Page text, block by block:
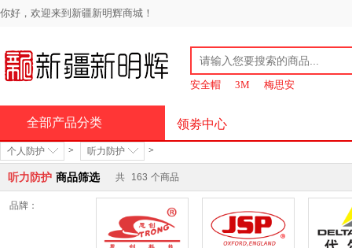
你好，欢迎来到新疆新明辉商城！
安全帽 3M 梅思安
领劵中心
全部产品分类
个人防护 > 听力防护 >
听力防护 商品筛选 共 163 个商品
品牌：